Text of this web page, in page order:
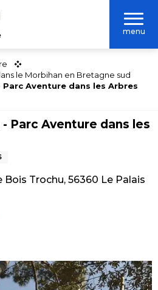
menu
le Morbihan en Bretagne sud
Aventure dans les Arbres
Parc Aventure dans les
Trochu, 56360 Le Palais
favoris